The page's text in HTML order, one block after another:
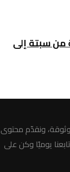
من سبتة إلى
ونقدّم محتوى
يوميًا وكن على